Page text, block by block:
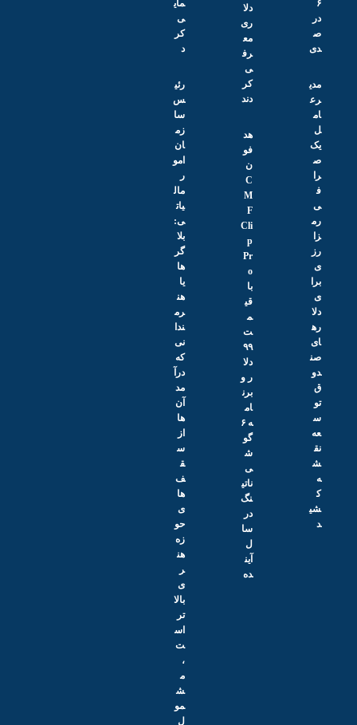
۶
در
ص
دی
مدی
رع
ام
ل
یک
ص
را
ف
ی
رم
زا
رز
ی
برا
ی
دلا
ره
ای
صن
دو
ق
تو
س
عه
نق
ش
ه
ک
شی
د
دلا
ری
مع
رف
ی
کر
دند
هد
فو
ن
C
M
F
Cli
p
Pr
o
با
قی
م
ت
۹۹
دلا
ر و
برن
ام
ه ۶
گو
ش
ی
ناتی
نگ
در
سا
ل
آین
ده
مای
ی
کر
د
رئی
س
سا
زم
ان
امو
ر
مال
یات
ی:
بلا
گر‌
ها
یا
هن
رم
ندا
نی
که
درآ
مد
آن‌
ها
از
س
ق
ف‌
ها
ی
حو
زه
هن
ر
ی
بالا
تر
اس
ت
،
م
ش
مو
ل